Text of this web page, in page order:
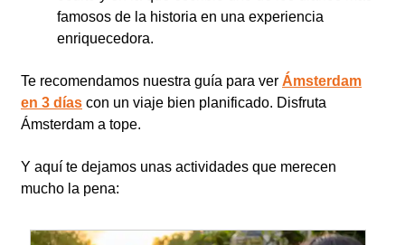
famosos de la historia en una experiencia
enriquecedora.
Te recomendamos nuestra guía para ver Ámsterdam
en 3 días con un viaje bien planificado. Disfruta
Ámsterdam a tope.
Y aquí te dejamos unas actividades que merecen
mucho la pena: